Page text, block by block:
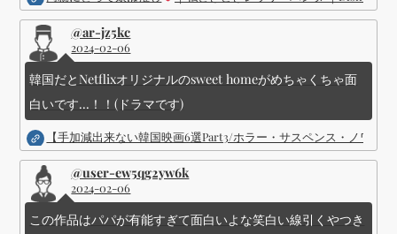
@ar-jz5kc
2024-02-06
韓国だとNetflixオリジナルのsweet homeがめちゃくちゃ面
白いです...！！(ドラマです)
【手加減出来ない韓国映画6選Part3/ホラー・サスペンス・ノワー
@user-ew5qg2yw6k
2024-02-06
この作品はパパが有能すぎて面白いよな笑白い線引くやつき